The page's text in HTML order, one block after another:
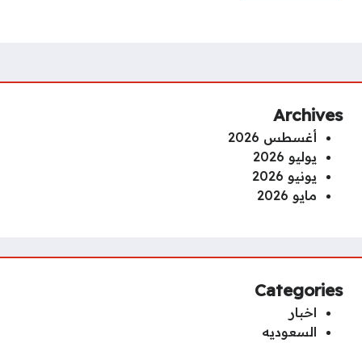
Archives
أغسطس 2026
يوليو 2026
يونيو 2026
مايو 2026
Categories
اخبار
السعوديه